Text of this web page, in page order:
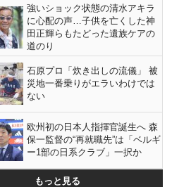
強いショック状態の清水アキラ
に心配の声…子供を亡くした神
田正輝らもたどった遺族ケアの
道のり
石原プロ「炊き出しの流儀」 被
災地一番乗りがエラいわけでは
ない
欧州初の日本人指揮官誕生へ 森
保一監督の“再就職先”は「ベルギ
ー1部の日系クラブ」一択か
もっと見る